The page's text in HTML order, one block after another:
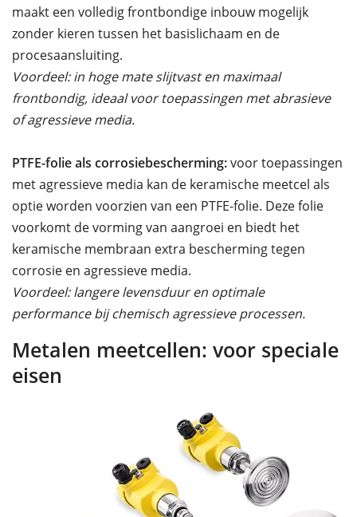
maakt een volledig frontbondige inbouw mogelijk
zonder kieren tussen het basislichaam en de
procesaansluiting.
Voordeel: in hoge mate slijtvast en maximaal
frontbondig, ideaal voor toepassingen met abrasieve
of agressieve media.
PTFE-folie als corrosiebescherming:voor toepassingen
met agressieve media kan de keramische meetcel als
optie worden voorzien van een PTFE-folie. Deze folie
voorkomt de vorming van aangroei en biedt het
keramische membraan extra bescherming tegen
corrosie en agressieve media.
Voordeel: langere levensduur en optimale
performance bij chemisch agressieve processen.
Metalen meetcellen: voor speciale
eisen